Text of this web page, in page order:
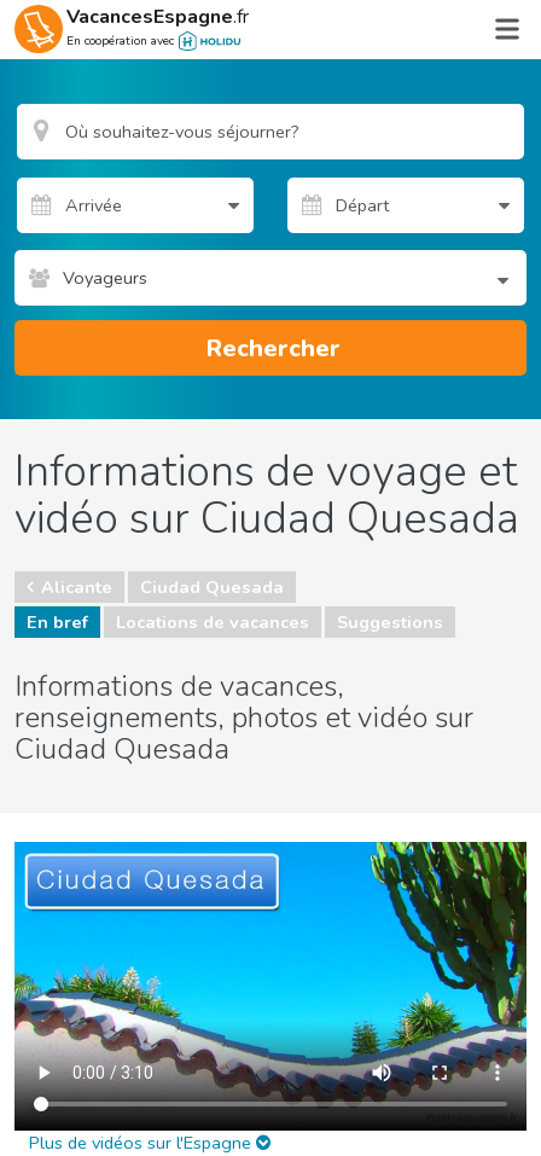
VacancesEspagne.fr
En coopération avec
Voyageurs
Rechercher
Informations de voyage et
vidéo sur Ciudad Quesada
Alicante
Ciudad Quesada
En bref
Locations de vacances Suggestions
Informations de vacances,
renseignements, photos et vidéo sur
Ciudad Quesada
Plus de vidéos sur l'Espagne